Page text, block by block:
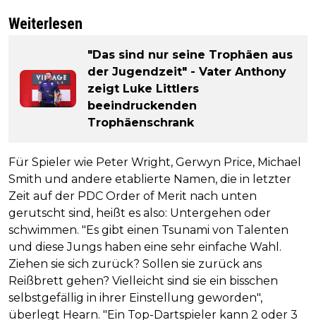
Weiterlesen
"Das sind nur seine Trophäen aus
der Jugendzeit" - Vater Anthony
zeigt Luke Littlers
beeindruckenden
Trophäenschrank
Für Spieler wie Peter Wright, Gerwyn Price, Michael
Smith und andere etablierte Namen, die in letzter
Zeit auf der PDC Order of Merit nach unten
gerutscht sind, heißt es also: Untergehen oder
schwimmen. "Es gibt einen Tsunami von Talenten
und diese Jungs haben eine sehr einfache Wahl.
Ziehen sie sich zurück? Sollen sie zurück ans
Reißbrett gehen? Vielleicht sind sie ein bisschen
selbstgefällig in ihrer Einstellung geworden",
überlegt Hearn. "Ein Top-Dartspieler kann 2 oder 3